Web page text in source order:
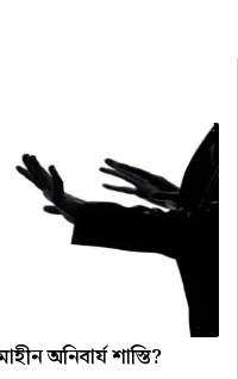
অনিবার্য শাস্তি?